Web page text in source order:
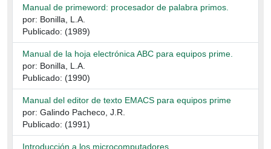
Manual de primeword: procesador de palabra primos.
por: Bonilla, L.A.
Publicado: (1989)
Manual de la hoja electrónica ABC para equipos prime.
por: Bonilla, L.A.
Publicado: (1990)
Manual del editor de texto EMACS para equipos prime
por: Galindo Pacheco, J.R.
Publicado: (1991)
Introducción a los microcomputadores.